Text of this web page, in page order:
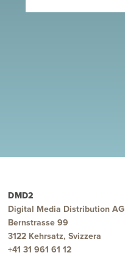
DMD2
Digital Media Distribution AG
Bernstrasse 99
3122 Kehrsatz, Svizzera
+41 31 961 61 12